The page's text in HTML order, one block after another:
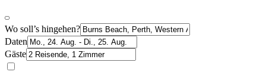
Wo soll’s hingehen?
Daten
Gäste